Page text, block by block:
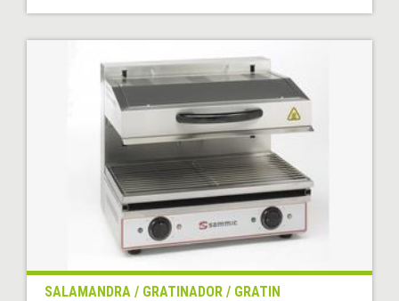
SALAMANDRA / GRATINADOR / GRATIN